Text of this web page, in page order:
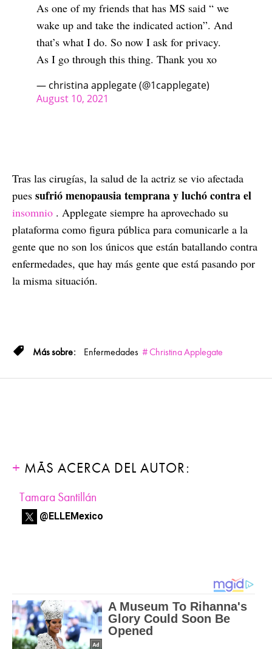
As one of my friends that has MS said “ we
wake up and take the indicated action”. And
that’s what I do. So now I ask for privacy.
As I go through this thing. Thank you xo
— christina applegate (@1capplegate)
August 10, 2021
Tras las cirugías, la salud de la actriz se vio afectada
pues sufrió menopausia temprana y luchó contra el
insomnio . Applegate siempre ha aprovechado su
plataforma como figura pública para comunicarle a la
gente que no son los únicos que están batallando contra
enfermedades, que hay más gente que está pasando por
la misma situación.
Enfermedades Christina Applegate
MÁS ACERCA DEL AUTOR:
Tamara Santillán
@ELLEMexico